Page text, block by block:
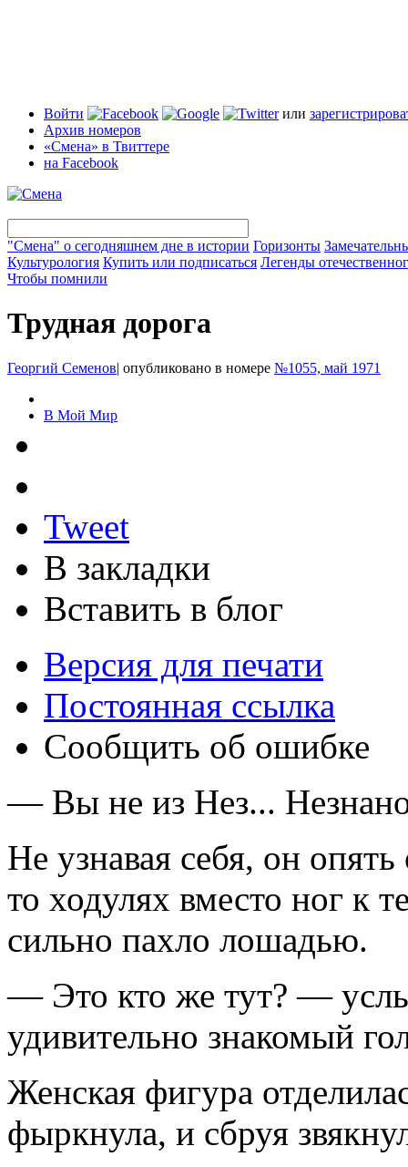
Войти или
Архив номеров
«Смена» в Твиттере
на Facebook
"Смена" о сегодняшнем дне в истории Горизонты
Культурология Купить или подписаться Легенды
Чтобы помнили
Трудная дорога
Георгий Семенов| опубликовано в номере №1055, май 1971
В Мой Мир
Tweet
В закладки
Вставить в блог
Версия для печати
Постоянная ссылка
Сообщить об ошибке
— Вы не из Нез...
Не узнавая себя, он
то ходулях вместо ног к
сильно пахло лошадью.
— Это кто же тут? —
удивительно знакомый
Женская фигура
фыркнула, и сбруя